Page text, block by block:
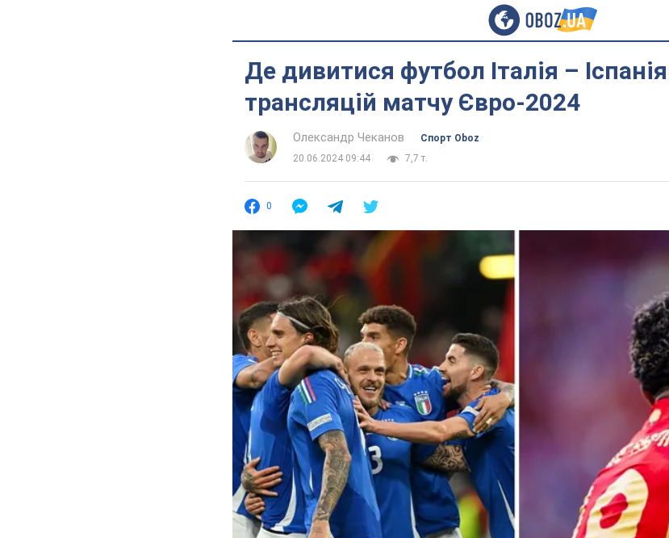
Де дивитися футбол Італія –
трансляцій матчу Євро-2024
Олександр Чеканов
Спорт Oboz
20.06.2024 09:44
7,7 т.
0